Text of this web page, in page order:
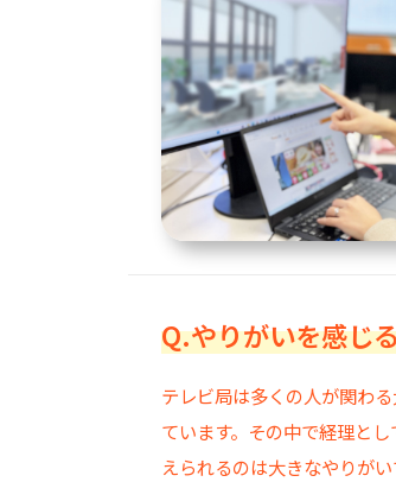
Q.やりがいを感じ
テレビ局は多くの人が関わ
ています。その中で経理と
えられるのは大きなやりが